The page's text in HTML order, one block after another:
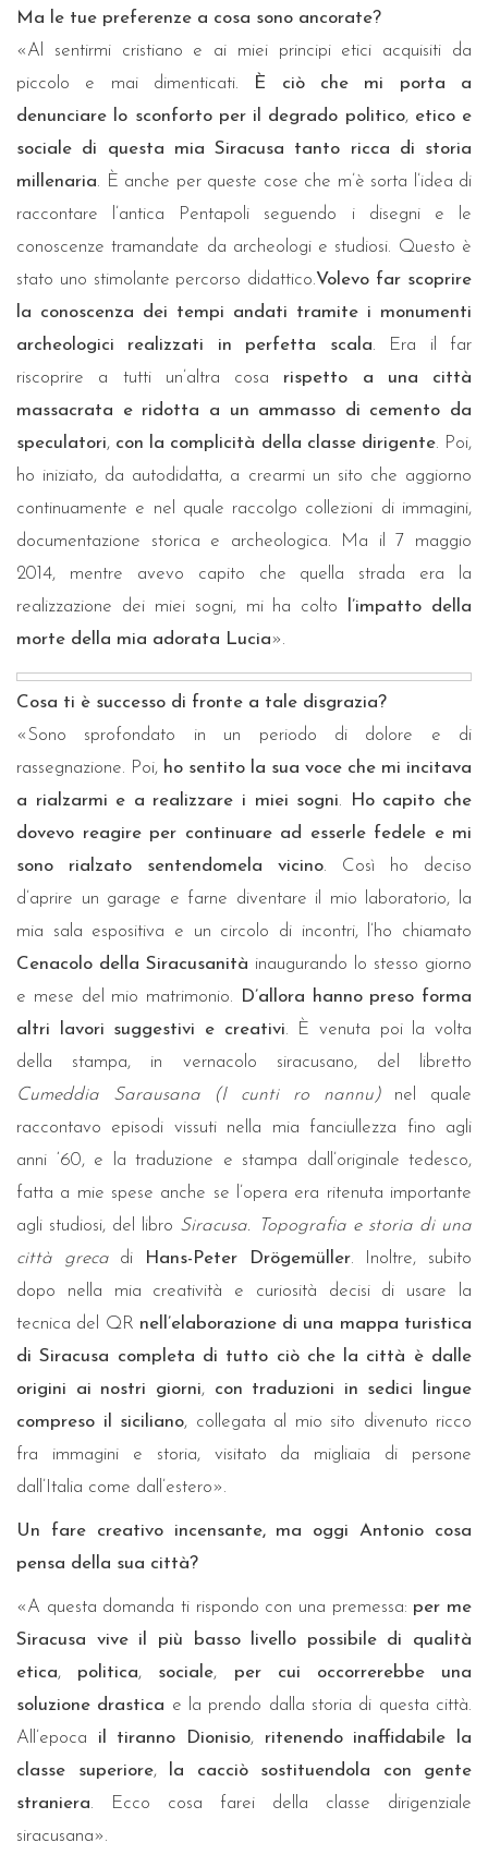
Ma le tue preferenze a cosa sono ancorate?
«Al sentirmi cristiano e ai miei principi etici acquisiti da
piccolo e mai dimenticati.
È ciò che mi porta a
denunciare lo sconforto per il degrado politico, etico e
sociale di questa mia Siracusa tanto ricca di storia
millenaria. È anche per queste cose che m’è sorta l’idea di
raccontare l’antica Pentapoli seguendo i disegni e le
conoscenze tramandate da archeologi e studiosi. Questo è
stato uno stimolante percorso didattico.Volevo far scoprire
la conoscenza dei tempi andati tramite i monumenti
archeologici realizzati in perfetta scala. Era il far
riscoprire a tutti un’altra cosa rispetto a una città
massacrata e ridotta a un ammasso di cemento da
speculatori, con la complicità della classe dirigente. Poi,
ho iniziato, da autodidatta, a crearmi un sito che aggiorno
continuamente e nel quale raccolgo collezioni di immagini,
documentazione storica e archeologica. Ma il 7 maggio
2014, mentre avevo capito che quella strada era la
realizzazione dei miei sogni, mi ha colto
l’impatto della
morte della mia adorata Lucia».
Cosa ti è successo di fronte a tale disgrazia?
«Sono sprofondato in un periodo di dolore e di
rassegnazione. Poi, ho sentito la sua voce che mi incitava
a rialzarmi e a realizzare i miei sogni.
Ho capito che
dovevo reagire per continuare ad esserle fedele e mi
sono rialzato sentendomela vicino. Così ho deciso
d’aprire un garage e farne diventare il mio laboratorio, la
mia sala espositiva e un circolo di incontri, l’ho chiamato
Cenacolo della Siracusanità inaugurando lo stesso giorno
e mese del mio matrimonio.
D’allora hanno preso forma
altri lavori suggestivi e creativi. È venuta poi la volta
della stampa, in vernacolo siracusano, del libretto
Cumeddia Sarausana (I cunti ro nannu)nel quale
raccontavo episodi vissuti nella mia fanciullezza fino agli
anni ‘60, e la traduzione e stampa dall’originale tedesco,
fatta a mie spese anche se l’opera era ritenuta importante
agli studiosi, del libro Siracusa. Topografia e storia di una
città grecadi Hans-Peter Drögemüller. Inoltre, subito
dopo nella mia creatività e curiosità decisi di usare la
tecnica del QR nell’elaborazione di una mappa turistica
di Siracusa completa di tutto ciò che la città è dalle
origini ai nostri giorni, con traduzioni in sedici lingue
compreso il siciliano, collegata al mio sito divenuto ricco
fra immagini e storia, visitato da migliaia di persone
dall’Italia come dall’estero».
Un fare creativo incensante, ma oggi Antonio cosa
pensa della sua città?
«A questa domanda ti rispondo con una premessa: per me
Siracusa vive il più basso livello possibile di qualità
etica, politica, sociale, per cui occorrerebbe una
soluzione drastica e la prendo dalla storia di questa città.
All’epoca il tiranno Dionisio, ritenendo inaffidabile la
classe superiore,
la cacciò sostituendola con gente
straniera. Ecco cosa farei della classe dirigenziale
siracusana».